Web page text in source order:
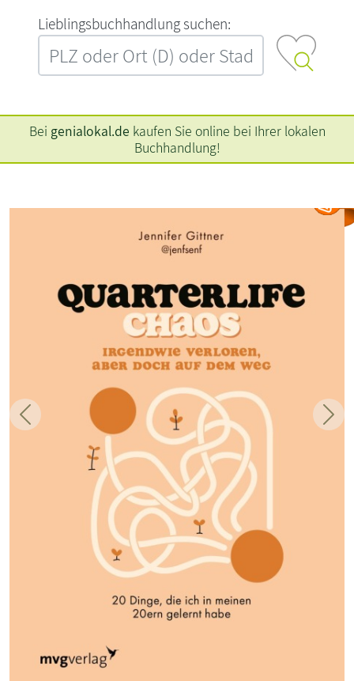
L‍i‍e‍b‍l‍i‍n‍g‍s‍b‍u‍c‍h‍h‍a‍n‍d‍l‍u‍n‍g‍ ‍s‍u‍c‍h‍e‍n‍:‍
Bei genialokal.de kaufen Sie online bei Ihrer lokalen
Buchhandlung!
Zurück